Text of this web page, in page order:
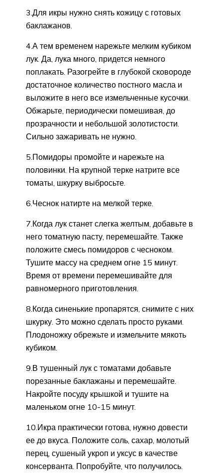
3.Для икры нужно снять кожицу с готовых
баклажанов.
4.А тем временем нарежьте мелким кубиком
лук. Да, лука много, придется немного
поплакать. Разогрейте в глубокой сковороде
достаточное количество постного масла и
выложите в него все измельченные кусочки.
Обжарьте, периодически помешивая, до
прозрачности и небольшой золотистости.
Сильно зажаривать не нужно.
5.Помидоры промойте и нарежьте на
половинки. На крупной терке натрите все
томаты, шкурку выбросьте.
6.Чеснок натирте на мелкой терке.
7.Когда лук станет слегка желтым, добавьте в
него томатную пасту, перемешайте. Также
положите смесь помидоров с чесноком.
Тушите массу на среднем огне 15 минут.
Время от времени перемешивайте для
равномерного приготовления.
8.Когда синенькие пропарятся, снимите с них
шкурку. Это можно сделать просто руками.
Плодоножку обрежьте и измельчите мякоть
кубиком.
9.В тушенный лук с томатами добавьте
порезанные баклажаны и перемешайте.
Накройте посуду крышкой и тушите на
маленьком огне 10-15 минут.
10.Икра практически готова, нужно довести
ее до вкуса. Положите соль, сахар, молотый
перец, сушеный укроп и уксус в качестве
консерванта. Попробуйте, что получилось.